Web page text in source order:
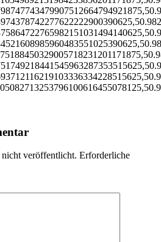
veröffentlicht. Erforderliche